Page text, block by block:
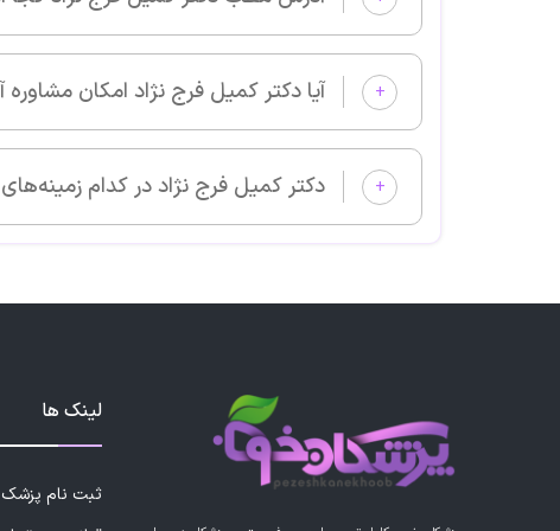
+ آیا دکتر کمیل فرج نژاد امکان مشاوره آنلاین دارد؟
+ دکتر کمیل فرج نژاد در کدام زمینه‌های پزشکی بیمار می‌پذیرد؟
لینک ها
ثبت نام پزشک